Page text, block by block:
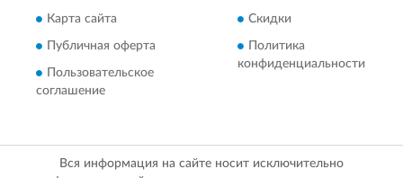
Карта сайта
Публичная оферта
Пользовательское
соглашение
Скидки
Политика
конфиденциальности
Вся информация на сайте носит исключительно